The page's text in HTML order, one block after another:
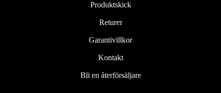
Produktskick
Returer
Garantivillkor
Kontakt
Bli en återförsäljare